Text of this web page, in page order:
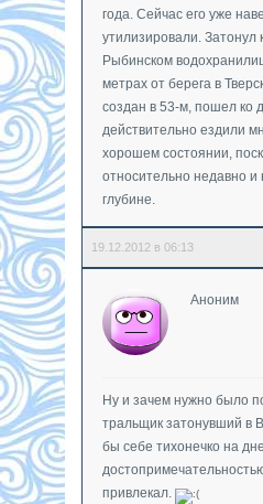
года. Сейчас его уже
утилизировали. Затонул
Рыбинском
метрах от берега в
создан в 53-м, пошел ко
действительно ездили
хорошем состоянии,
относительно недавно
глубине.
19.12.2012 в 06:13
Аноним
Ну и зачем нужно было
тральщик затонувший в
бы себе тихонечко на
привлекал.